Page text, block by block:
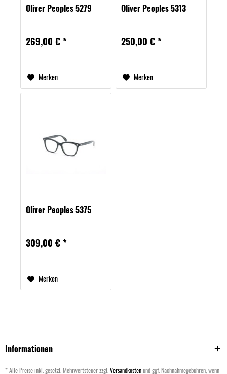
Oliver Peoples 5279
269,00 € *
Merken
Oliver Peoples 5313
250,00 € *
Merken
Oliver Peoples 5375
309,00 € *
Merken
Informationen
* Alle Preise inkl. gesetzl. Mehrwertsteuer zzgl. Versandkostenund ggf. Nachnahmegebühren, wenn